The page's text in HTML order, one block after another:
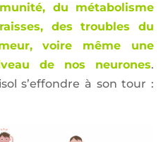
du métabolisme
des troubles du
voire même une
de nos neurones.
s’effondre à son tour :